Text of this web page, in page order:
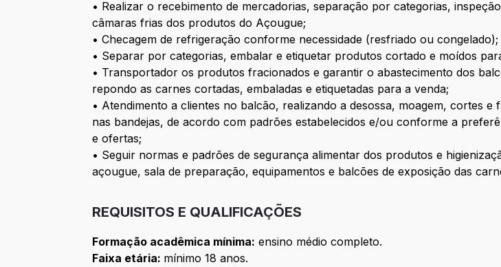
• Realizar o recebimento de mercadorias, separação por categorias,
câmaras frias dos produtos do Açougue;
• Checagem de refrigeração conforme necessidade (resfriado ou congelado);
• Separar por categorias, embalar e etiquetar produtos cortado e moídos
• Transportador os produtos fracionados e garantir o abastecimento dos
repondo as carnes cortadas, embaladas e etiquetadas para a venda;
• Atendimento a clientes no balcão, realizando a desossa, moagem, cortes
nas bandejas, de acordo com padrões estabelecidos e/ou conforme a
e ofertas;
• Seguir normas e padrões de segurança alimentar dos produtos e
açougue, sala de preparação, equipamentos e balcões de exposição das
REQUISITOS E QUALIFICAÇÕES
Formação acadêmica mínima: ensino médio completo.
Faixa etária: mínimo 18 anos.